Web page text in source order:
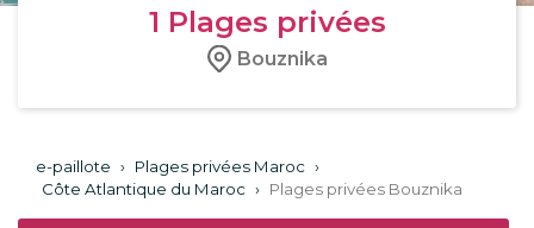
1 Plages privées
Bouznika
e-paillote › Plages privées Maroc ›
Côte Atlantique du Maroc › Plages privées Bouznika